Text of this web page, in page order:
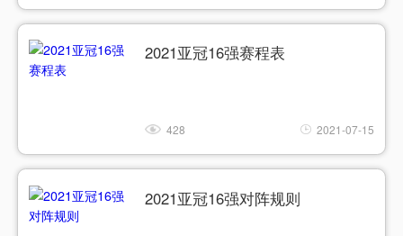
2021亚冠16强赛程表
428 2021-07-15
2021亚冠16强对阵规则